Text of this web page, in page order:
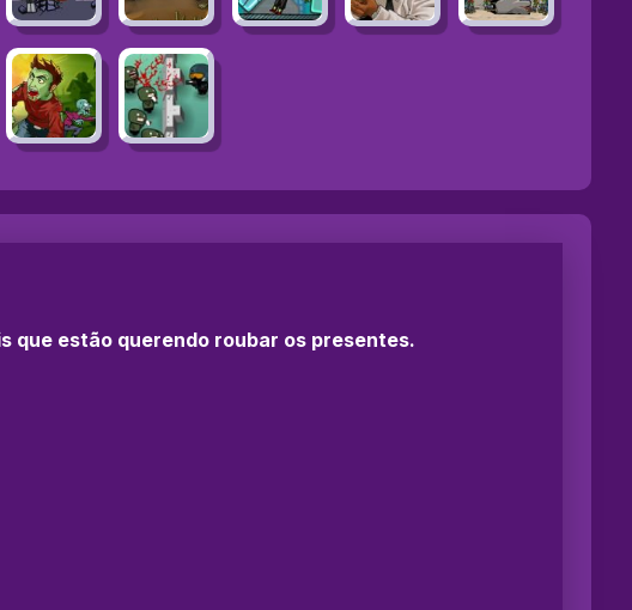
que estão querendo roubar os presentes.